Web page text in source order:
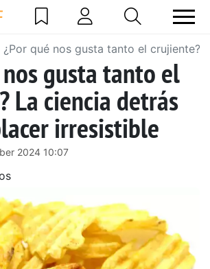
¿Por qué nos gusta tanto el crujiente?
gusta tanto el
La ciencia detrás
irresistible
2024 10:07